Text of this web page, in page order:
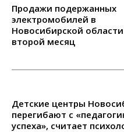
Продажи подержанных
электромобилей в
Новосибирской области
второй месяц
Детские центры
перегибают с
успеха», считает